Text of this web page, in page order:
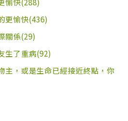
愉快(288)
更愉快(436)
關係(29)
生了重病(92)
主，或是生命已經接近終點，你